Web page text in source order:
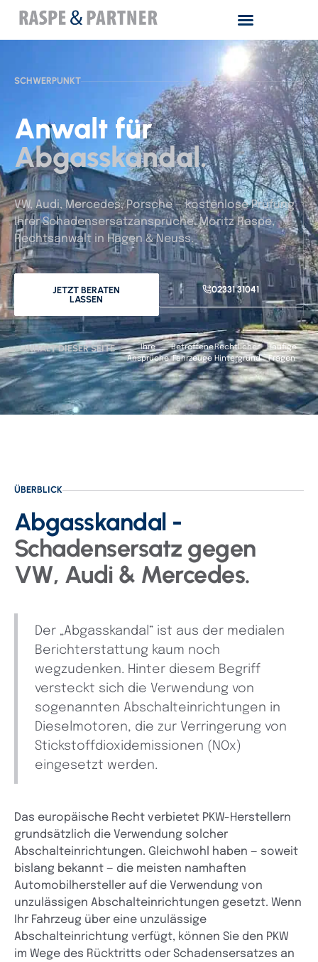
SCHWERPUNKT
Anwalt für
Abgasskandal.
VW, Audi, Mercedes, Porsche — kostenlose Prüfung
Ihrer Schadensersatzansprüche. Moritz Raspe,
Rechtsanwalt in Hagen & Neuss.
JETZT BERATEN
LASSEN
02331 31041
INHALT DIESER SEITE
Ihre
Ansprüche
Betroffene
Fahrzeuge
Rechtlicher
Hintergrund
Häufige
Fragen
ÜBERBLICK
Abgasskandal -
Schadensersatz gegen
VW, Audi & Mercedes.
Der „Abgasskandal“ ist aus der medialen
Berichterstattung kaum noch
wegzudenken. Hinter diesem Begriff
versteckt sich die Verwendung von
sogenannten Abschalteinrichtungen in
Dieselmotoren, die zur Verringerung von
Stickstoffdioxidemissionen (NOx)
eingesetzt werden.
Das europäische Recht verbietet PKW-Herstellern
grundsätzlich die Verwendung solcher
Abschalteinrichtungen. Gleichwohl haben — soweit
bislang bekannt — die meisten namhaften
Automobilhersteller auf die Verwendung von
unzulässigen Abschalteinrichtungen gesetzt. Wenn
Ihr Fahrzeug über eine unzulässige
Abschalteinrichtung verfügt, können Sie den PKW
im Wege des Rücktritts oder Schadensersatzes an